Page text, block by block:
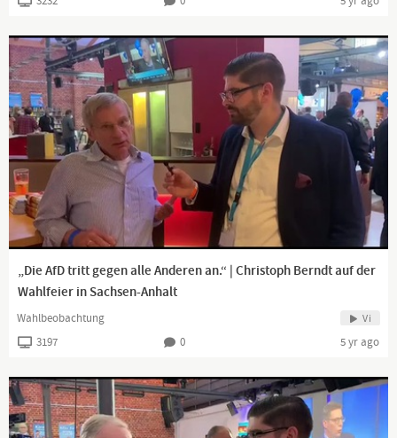
„Die AfD tritt gegen alle Anderen an.“ | Christoph Berndt auf der
Wahlfeier in Sachsen-Anhalt
Wahlbeobachtung Vi
3197 0 5 yr ago